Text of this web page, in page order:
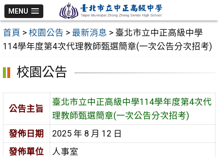
跳
至
主
要
MENU
首頁 > 校園公告 > 最新消息 > 臺北市立中正高級中學
114學年度第4次代理教師甄選簡章(一次公告分次招考)
校園公告
公告主旨
臺北市立中正高級中學114學年度第4次代
理教師甄選簡章(一次公告分次招考)
發佈日期
2025 年 8 月 12 日
發佈單位
人事室